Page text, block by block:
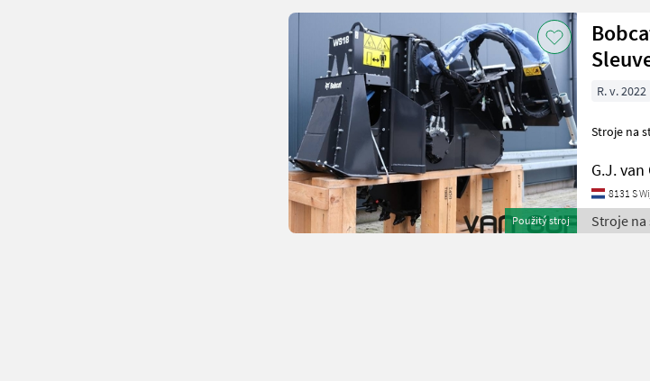
Použitý stroj
R. v. 2022
Stroje na
G.J. van
8131 S
Stroje